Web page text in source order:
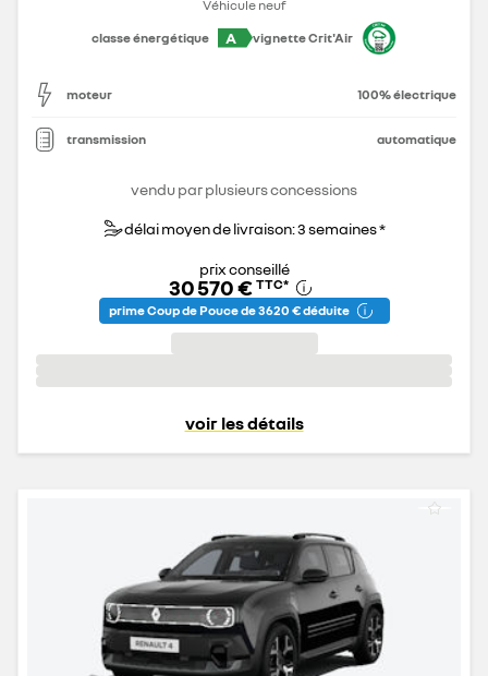
Véhicule neuf
classe énergétique
A vignette Crit'Air
moteur 100% électrique
transmission automatique
vendu par plusieurs concessions
délai moyen de livraison: 3 semaines *
prix conseillé
30 570 € TTC*
prime Coup de Pouce de 3 620 € déduite
voir les détails